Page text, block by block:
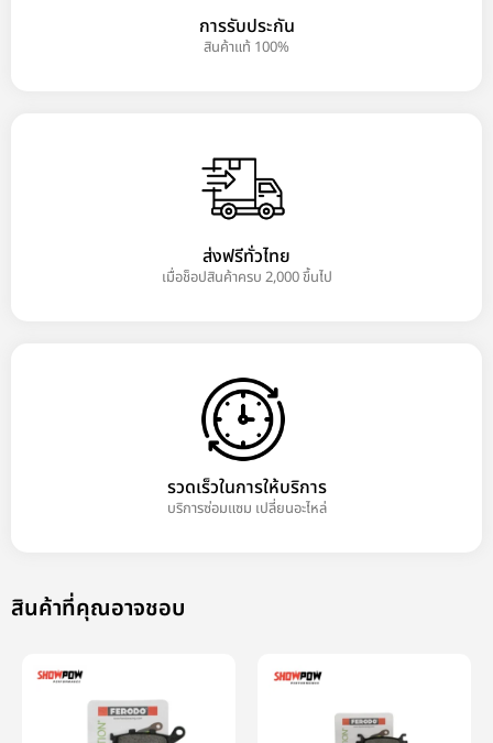
การรับประกัน
สินค้าแท้ 100%
ส่งฟรีทั่วไทย
เมื่อช็อปสินค้าครบ 2,000 ขึ้นไป
รวดเร็วในการให้บริการ
บริการซ่อมแซม เปลี่ยนอะไหล่
สินค้าที่คุณอาจชอบ